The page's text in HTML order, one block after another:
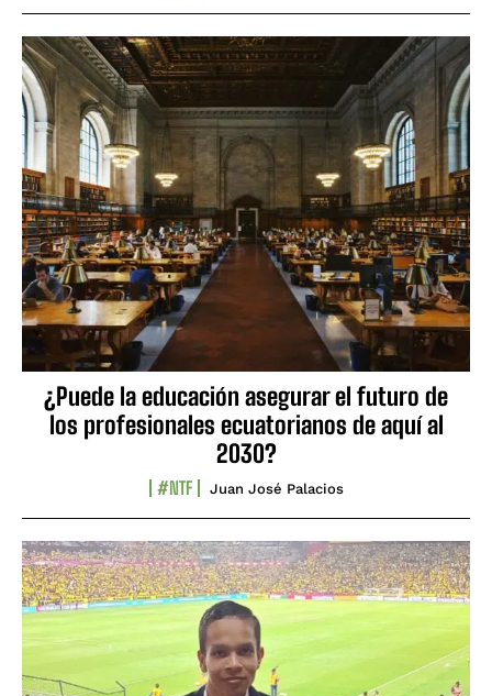
¿Puede la educación asegurar el futuro de
los profesionales ecuatorianos de aquí al
2030?
#NTF Juan José Palacios